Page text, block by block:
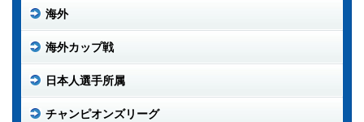
海外
海外カップ戦
日本人選手所属
チャンピオンズリーグ